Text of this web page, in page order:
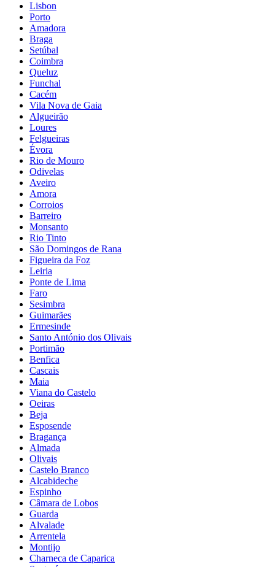
Lisbon
Porto
Amadora
Braga
Setúbal
Coimbra
Queluz
Funchal
Cacém
Vila Nova de Gaia
Algueirão
Loures
Felgueiras
Évora
Rio de Mouro
Odivelas
Aveiro
Amora
Corroios
Barreiro
Monsanto
Rio Tinto
São Domingos de Rana
Figueira da Foz
Leiria
Ponte de Lima
Faro
Sesimbra
Guimarães
Ermesinde
Santo António dos Olivais
Portimão
Benfica
Cascais
Maia
Viana do Castelo
Oeiras
Beja
Esposende
Bragança
Almada
Olivais
Castelo Branco
Alcabideche
Espinho
Câmara de Lobos
Guarda
Alvalade
Arrentela
Montijo
Charneca de Caparica